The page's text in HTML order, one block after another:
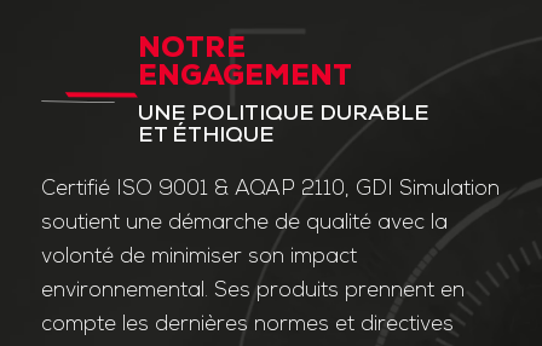
NOTRE
ENGAGEMENT
UNE POLITIQUE DURABLE
ET ÉTHIQUE
Certifié ISO 9001 & AQAP 2110, GDI Simulation
soutient une démarche de qualité avec la
volonté de minimiser son impact
environnemental. Ses produits prennent en
compte les dernières normes et directives